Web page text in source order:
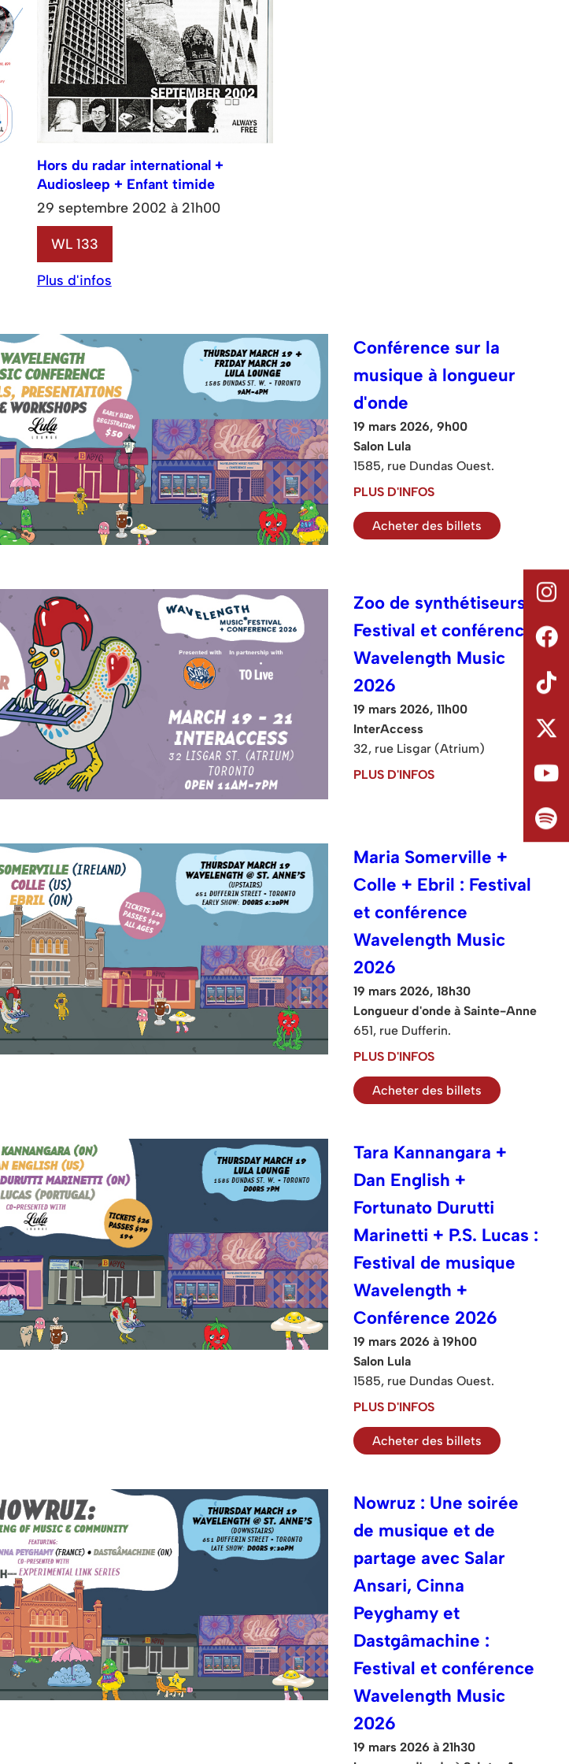
Hors du radar international +
Audiosleep + Enfant timide
29 septembre 2002 à 21h00
WL 133
Plus d'infos
Conférence sur la
musique à longueur
d'onde
19 mars 2026, 9h00
Salon Lula
1585, rue Dundas Ouest.
PLUS D'INFOS
Acheter des billets
Zoo de synthétiseurs :
Festival et conférence
Wavelength Music
2026
19 mars 2026, 11h00
InterAccess
32, rue Lisgar (Atrium)
PLUS D'INFOS
Maria Somerville +
Colle + Ebril : Festival
et conférence
Wavelength Music
2026
19 mars 2026, 18h30
Longueur d'onde à Sainte-Anne
651, rue Dufferin.
PLUS D'INFOS
Acheter des billets
Tara Kannangara +
Dan English +
Fortunato Durutti
Marinetti + P.S. Lucas :
Festival de musique
Wavelength +
Conférence 2026
19 mars 2026 à 19h00
Salon Lula
1585, rue Dundas Ouest.
PLUS D'INFOS
Acheter des billets
Nowruz : Une soirée
de musique et de
partage avec Salar
Ansari, Cinna
Peyghamy et
Dastgâmachine :
Festival et conférence
Wavelength Music
2026
19 mars 2026 à 21h30